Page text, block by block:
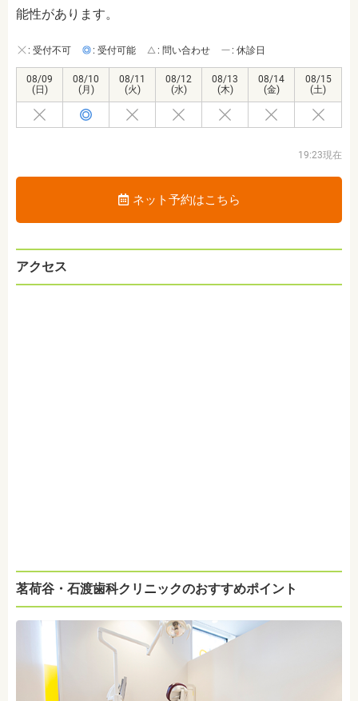
能性があります。
: 受付不可 : 受付可能 : 問い合わせ : 休診日
08/09
(日)
08/10
(月)
08/11
(火)
08/12
(水)
08/13
(木)
08/14
(金)
08/15
(土)
19:23現在
ネット予約はこちら
アクセス
茗荷谷・石渡歯科クリニックのおすすめポイント